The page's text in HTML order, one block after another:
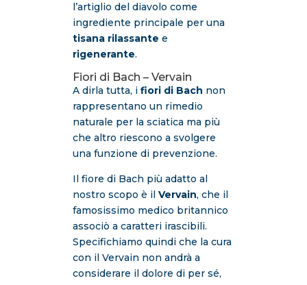
l’artiglio del diavolo come
ingrediente principale per una
tisana rilassante e
rigenerante.
Fiori di Bach – Vervain
A dirla tutta, i fiori di Bach non
rappresentano un rimedio
naturale per la sciatica ma più
che altro riescono a svolgere
una funzione di prevenzione.
Il fiore di Bach più adatto al
nostro scopo è il Vervain, che il
famosissimo medico britannico
associò a caratteri irascibili.
Specifichiamo quindi che la cura
con il Vervain non andrà a
considerare il dolore di per sé,